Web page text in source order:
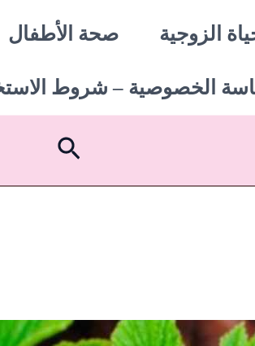
الزوجية صحة الأطفال
الخصوصية – شروط
البحث